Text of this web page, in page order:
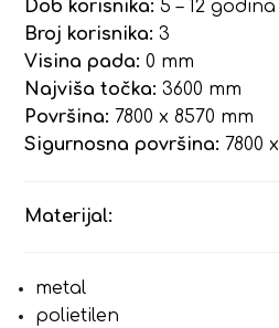
Dob korisnika: 5 – 12 godina
Broj korisnika: 3
Visina pada: 0 mm
Najviša točka: 3600 mm
Površina: 7800 x 8570 mm
Sigurnosna površina: 7800
Materijal:
metal
polietilen